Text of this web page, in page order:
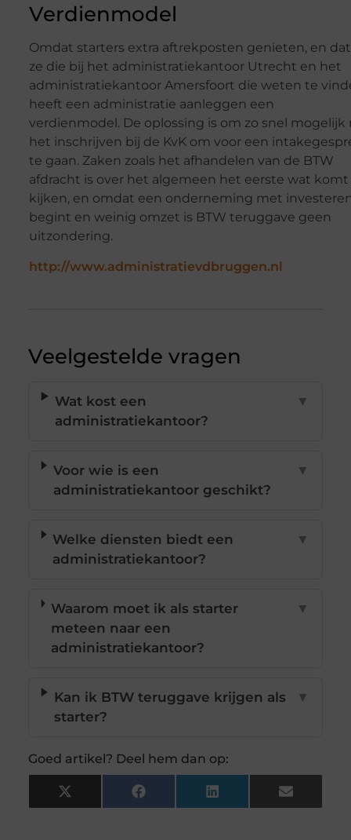
Verdienmodel
Omdat starters extra aftrekposten genieten, en dat
ze die bij het administratiekantoor Utrecht en het
administratiekantoor Amersfoort die weten te
heeft een administratie aanleggen een
verdienmodel. De oplossing is om zo snel mogelijk
het inschrijven bij de KvK om voor een
te gaan. Zaken zoals het afhandelen van de BTW
afdracht is over het algemeen het eerste wat komt
kijken, en omdat een onderneming met
begint en weinig omzet is BTW teruggave geen
uitzondering.
http://www.administratievdbruggen.nl
Veelgestelde vragen
Wat kost een
administratiekantoor?
▼
Voor wie is een
administratiekantoor geschikt?
▼
Welke diensten biedt een
administratiekantoor?
▼
Waarom moet ik als starter
meteen naar een
administratiekantoor?
▼
Kan ik BTW teruggave krijgen als
starter?
▼
Goed artikel? Deel hem dan op:
X
(Twitter)
Facebook LinkedIn Email